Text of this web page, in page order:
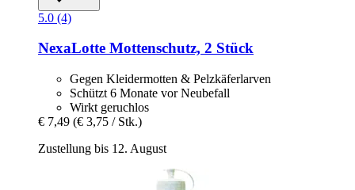
5.0 (4)
NexaLotte Mottenschutz, 2 Stück
Gegen Kleidermotten & Pelzkäferlarven
Schützt 6 Monate vor Neubefall
Wirkt geruchlos
€ 7,49 (€ 3,75 / Stk.)
Zustellung bis 12. August